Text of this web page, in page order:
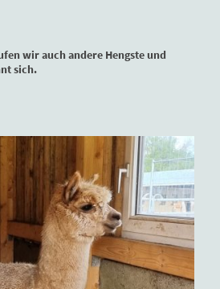
wir auch andere Hengste und
sich.